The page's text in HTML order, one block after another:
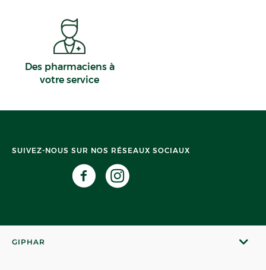
Des pharmaciens à
votre service
SUIVEZ-NOUS SUR NOS RÉSEAUX SOCIAUX
GIPHAR